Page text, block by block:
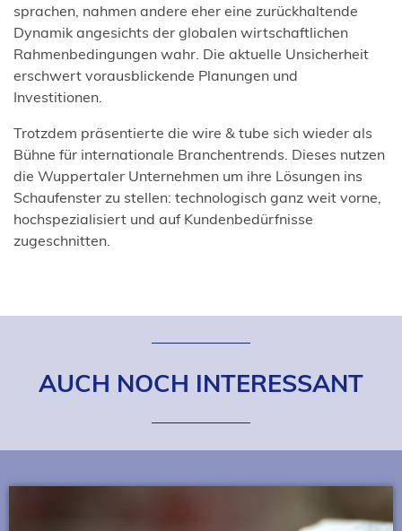
sprachen, nahmen andere eher eine zurückhaltende
Dynamik angesichts der globalen wirtschaftlichen
Rahmenbedingungen wahr. Die aktuelle Unsicherheit
erschwert vorausblickende Planungen und
Investitionen.
Trotzdem präsentierte die wire & tube sich wieder als
Bühne für internationale Branchentrends. Dieses nutzen
die Wuppertaler Unternehmen um ihre Lösungen ins
Schaufenster zu stellen: technologisch ganz weit vorne,
hochspezialisiert und auf Kundenbedürfnisse
zugeschnitten.
AUCH NOCH INTERESSANT